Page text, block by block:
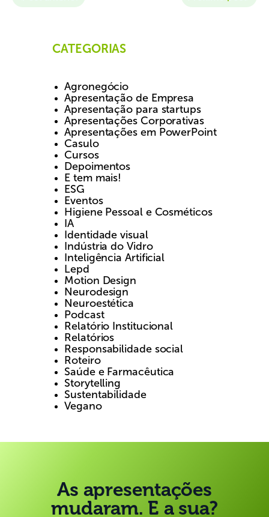
CATEGORIAS
Agronegócio
Apresentação de Empresa
Apresentação para startups
Apresentações Corporativas
Apresentações em PowerPoint
Casulo
Cursos
Depoimentos
E tem mais!
ESG
Eventos
Higiene Pessoal e Cosméticos
IA
Identidade visual
Indústria do Vidro
Inteligência Artificial
Lepd
Motion Design
Neurodesign
Neuroestética
Podcast
Relatório Institucional
Relatórios
Responsabilidade social
Roteiro
Saúde e Farmacêutica
Storytelling
Sustentabilidade
Vegano
As apresentações
mudaram. E a sua?